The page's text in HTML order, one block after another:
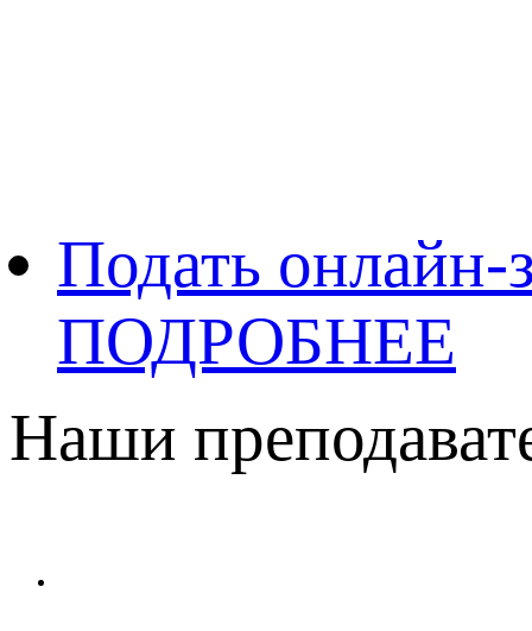
Подать онлайн-
ПОДРОБНЕЕ
Наши